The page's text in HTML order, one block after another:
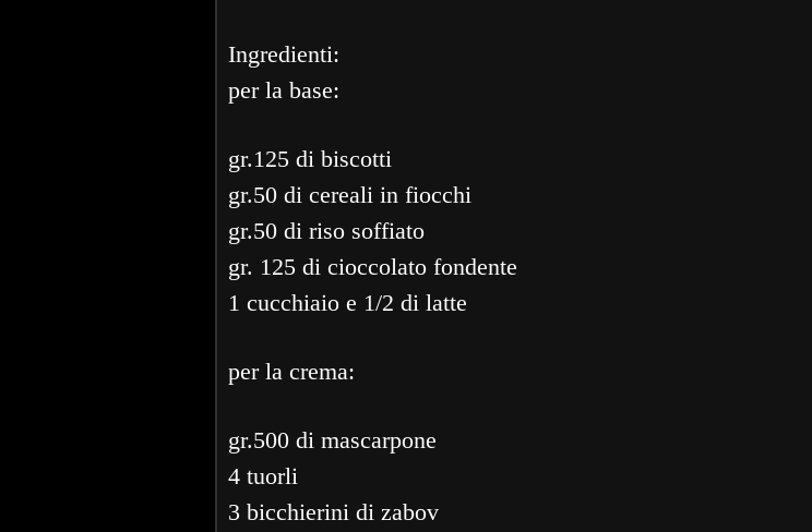
Ingredienti:
per la base:
gr.125 di biscotti
gr.50 di cereali in fiocchi
gr.50 di riso soffiato
gr. 125 di cioccolato fondente
1 cucchiaio e 1/2 di latte
per la crema:
gr.500 di mascarpone
4 tuorli
3 bicchierini di zabov